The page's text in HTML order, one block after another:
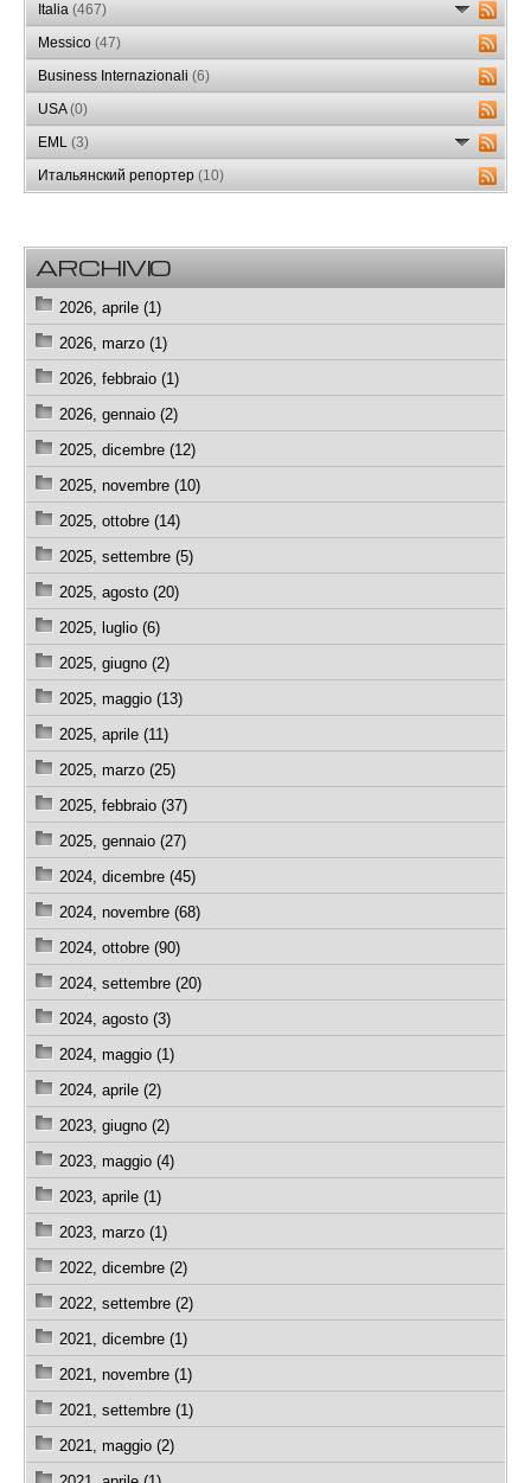
Italia (467)
Messico (47)
Business Internazionali (6)
USA(0)
EML (3)
Итальянский репортер (10)
ARCHIVIO
2026, aprile (1)
2026, marzo (1)
2026, febbraio (1)
2026, gennaio (2)
2025, dicembre (12)
2025, novembre (10)
2025, ottobre (14)
2025, settembre (5)
2025, agosto (20)
2025, luglio (6)
2025, giugno (2)
2025, maggio (13)
2025, aprile (11)
2025, marzo (25)
2025, febbraio (37)
2025, gennaio (27)
2024, dicembre (45)
2024, novembre (68)
2024, ottobre (90)
2024, settembre (20)
2024, agosto (3)
2024, maggio (1)
2024, aprile (2)
2023, giugno (2)
2023, maggio (4)
2023, aprile (1)
2023, marzo (1)
2022, dicembre (2)
2022, settembre (2)
2021, dicembre (1)
2021, novembre (1)
2021, settembre (1)
2021, maggio (2)